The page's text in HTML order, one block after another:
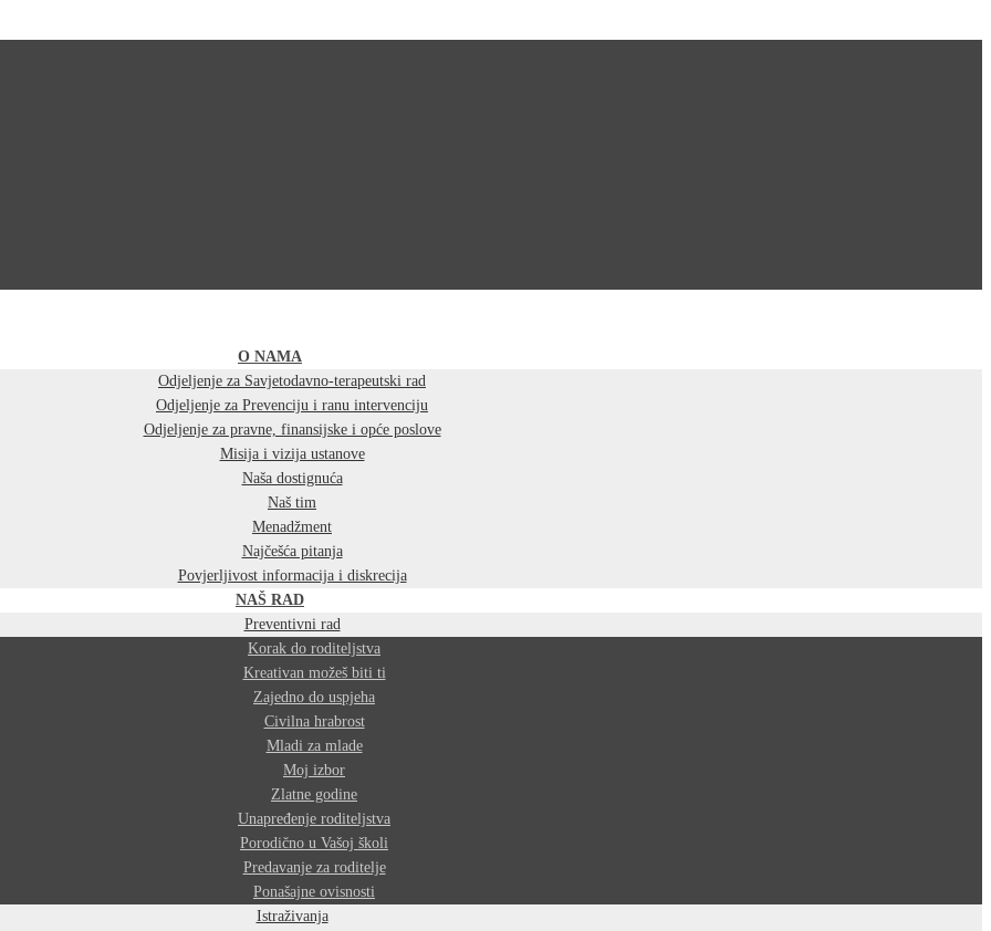
O NAMA
Odjeljenje za Savjetodavno-terapeutski rad
Odjeljenje za Prevenciju i ranu intervenciju
Odjeljenje za pravne, finansijske i opće poslove
Misija i vizija ustanove
Naša dostignuća
Naš tim
Menadžment
Najčešća pitanja
Povjerljivost informacija i diskrecija
NAŠ RAD
Preventivni rad
Korak do roditeljstva
Kreativan možeš biti ti
Zajedno do uspjeha
Civilna hrabrost
Mladi za mlade
Moj izbor
Zlatne godine
Unapređenje roditeljstva
Porodično u Vašoj školi
Predavanje za roditelje
Ponašajne ovisnosti
Istraživanja